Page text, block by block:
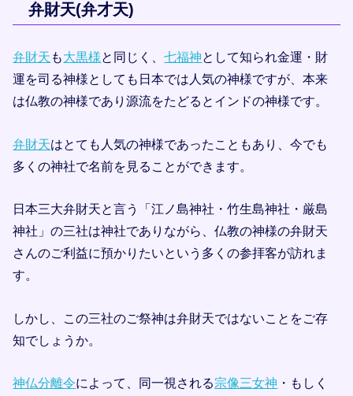
弁財天(弁才天)
弁財天 も大黒様と同じく、七福神として知られ金運・財
運を司る神様としても日本では人気の神様ですが、本来
は仏教の神様であり源流をたどるとインドの神様です。
弁財天はとても人気の神様であったこともあり、今でも
多くの神社で名前を見ることができます。
日本三大弁財天と言う「江ノ島神社・竹生島神社・厳島
神社」の三社は神社でありながら、仏教の神様の弁財天
さんのご利益に預かりたいという多くの参拝客が訪れま
す。
しかし、この三社のご祭神は弁財天ではないことをご存
知でしょうか。
神仏分離令によって、同一視される宗像三女神 ・もしく